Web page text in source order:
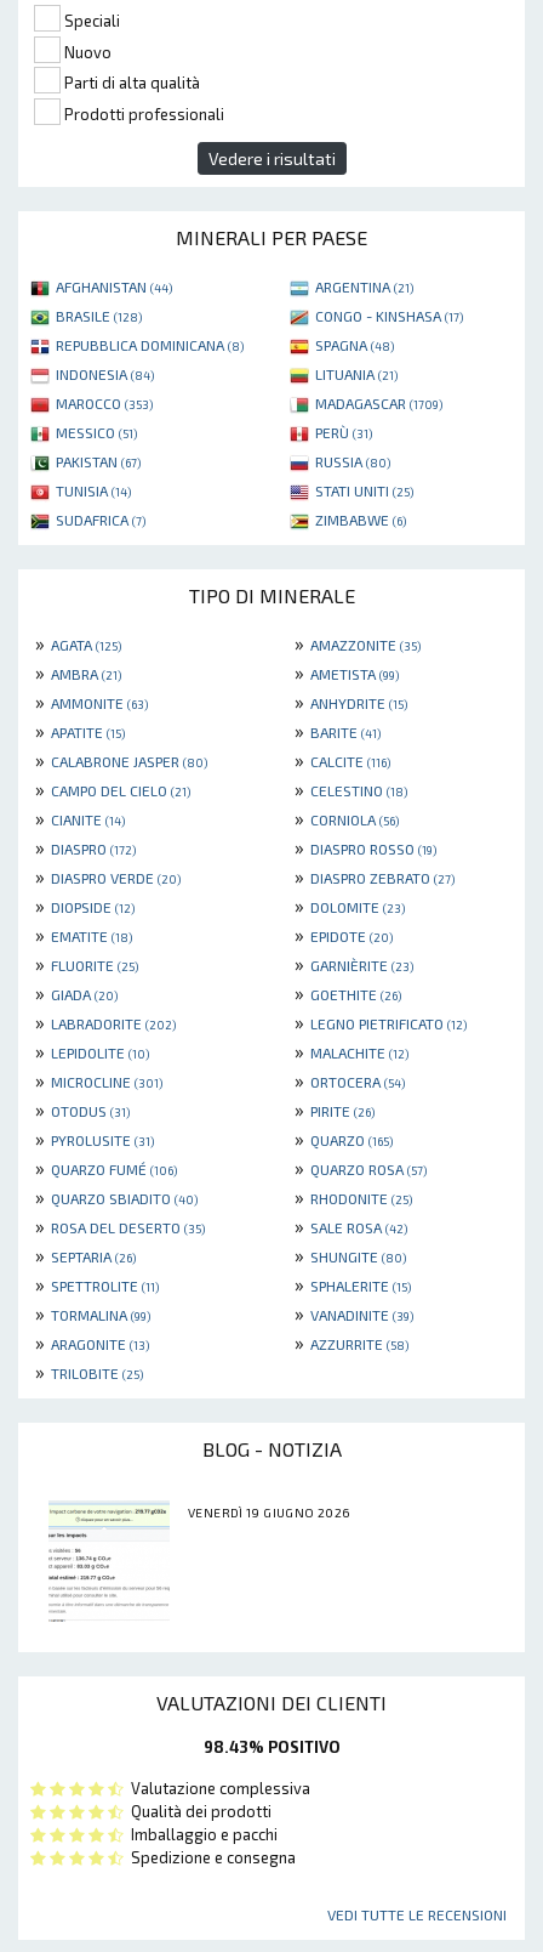
Speciali
Nuovo
Parti di alta qualità
Prodotti professionali
Vedere i risultati
MINERALI PER PAESE
AFGHANISTAN (44) ARGENTINA (21)
BRASILE (128) CONGO - KINSHASA (17)
REPUBBLICA DOMINICANA (8) SPAGNA (48)
INDONESIA (84) LITUANIA (21)
MAROCCO (353) MADAGASCAR (1709)
MESSICO (51) PERÙ (31)
PAKISTAN (67) RUSSIA (80)
TUNISIA (14) STATI UNITI (25)
SUDAFRICA (7) ZIMBABWE (6)
TIPO DI MINERALE
» AGATA (125) » AMAZZONITE (35)
» AMBRA (21) » AMETISTA (99)
» AMMONITE (63) » ANHYDRITE (15)
» APATITE (15) » BARITE (41)
» CALABRONE JASPER (80) » CALCITE (116)
» CAMPO DEL CIELO (21) » CELESTINO (18)
» CIANITE (14) » CORNIOLA (56)
» DIASPRO (172) » DIASPRO ROSSO (19)
» DIASPRO VERDE (20) » DIASPRO ZEBRATO (27)
» DIOPSIDE (12) » DOLOMITE (23)
» EMATITE (18) » EPIDOTE (20)
» FLUORITE (25) » GARNIÈRITE (23)
» GIADA (20) » GOETHITE (26)
» LABRADORITE (202) » LEGNO PIETRIFICATO (12)
» LEPIDOLITE (10) » MALACHITE (12)
» MICROCLINE (301) » ORTOCERA (54)
» OTODUS (31) » PIRITE (26)
» PYROLUSITE (31) » QUARZO (165)
» QUARZO FUMÉ (106) » QUARZO ROSA (57)
» QUARZO SBIADITO (40) » RHODONITE (25)
» ROSA DEL DESERTO (35) » SALE ROSA (42)
» SEPTARIA (26) » SHUNGITE (80)
» SPETTROLITE (11) » SPHALERITE (15)
» TORMALINA (99) » VANADINITE (39)
» ARAGONITE (13) » AZZURRITE (58)
» TRILOBITE (25)
BLOG - NOTIZIA
VENERDÌ 19 GIUGNO 2026
VALUTAZIONI DEI CLIENTI
98.43% POSITIVO
Valutazione complessiva
Qualità dei prodotti
Imballaggio e pacchi
Spedizione e consegna
VEDI TUTTE LE RECENSIONI